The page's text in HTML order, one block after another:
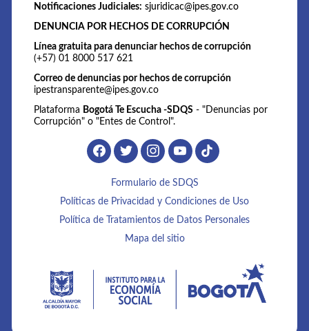
Notificaciones Judiciales: sjuridicac@ipes.gov.co
DENUNCIA POR HECHOS DE CORRUPCIÓN
Línea gratuita para denunciar hechos de corrupción
(+57) 01 8000 517 621
Correo de denuncias por hechos de corrupción
ipestransparente@ipes.gov.co
Plataforma Bogotá Te Escucha -SDQS - "Denuncias por
Corrupción" o "Entes de Control".
Formulario de SDQS
Políticas de Privacidad y Condiciones de Uso
Política de Tratamientos de Datos Personales
Mapa del sitio